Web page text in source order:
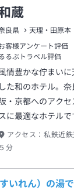
蔵
良県 天理・田原本
客様アンケート評価
るぶトラベル評価
情豊かな佇まい
した和のホテル。
阪・京都へのアク
スに最適なホテルで
アクセス： 私鉄近
５分
いれん）の湯